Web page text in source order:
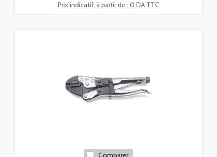
Prix indicatif, à partir de : 0 DA TTC
Comparer